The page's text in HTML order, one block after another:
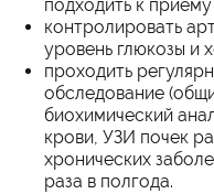
подходить к
контролировать
уровень глюкозы и
проходить
обследование
биохимический
крови, УЗИ почек
хронических
раза в полгода.